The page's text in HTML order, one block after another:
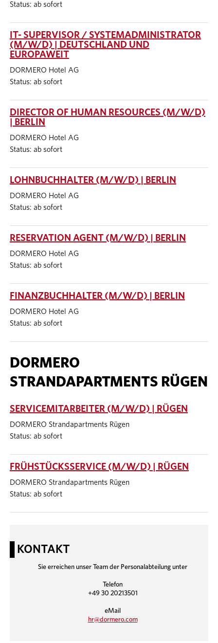
Status: ab sofort
IT- SUPERVISOR / SYSTEMADMINISTRATOR
(M/W/D) | DEUTSCHLAND UND
EUROPAWEIT
DORMERO Hotel AG
Status: ab sofort
DIRECTOR OF HUMAN RESOURCES (M/W/D)
| BERLIN
DORMERO Hotel AG
Status: ab sofort
LOHNBUCHHALTER (M/W/D) | BERLIN
DORMERO Hotel AG
Status: ab sofort
RESERVATION AGENT (M/W/D) | BERLIN
DORMERO Hotel AG
Status: ab sofort
FINANZBUCHHALTER (M/W/D) | BERLIN
DORMERO Hotel AG
Status: ab sofort
DORMERO
STRANDAPARTMENTS RÜGEN
SERVICEMITARBEITER (M/W/D) | RÜGEN
DORMERO Strandapartments Rügen
Status: ab sofort
FRÜHSTÜCKSSERVICE (M/W/D) | RÜGEN
DORMERO Strandapartments Rügen
Status: ab sofort
KONTAKT
Sie erreichen unser Team der Personalabteilung unter
Telefon
+49 30 20213501
eMail
hr@dormero.com